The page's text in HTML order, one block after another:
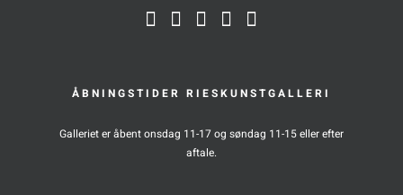
ÅBNINGSTIDER RIESKUNSTGALLERI
Galleriet er åbent onsdag 11-17 og søndag 11-15 eller efter
aftale.